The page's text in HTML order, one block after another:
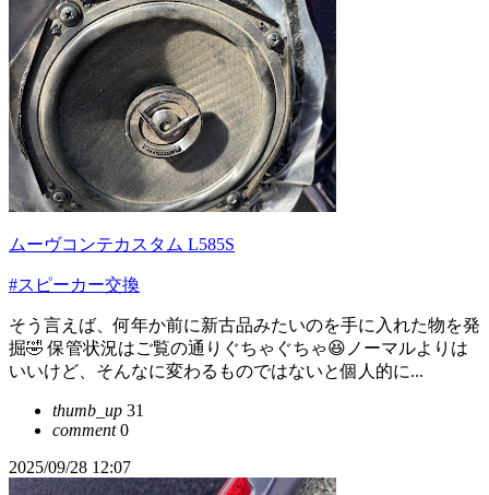
ムーヴコンテカスタム L585S
#スピーカー交換
そう言えば、何年か前に新古品みたいのを手に入れた物を発
掘🤣 保管状況はご覧の通りぐちゃぐちゃ😆ノーマルよりは
いいけど、そんなに変わるものではないと個人的に...
thumb_up 31
comment0
2025/09/28 12:07